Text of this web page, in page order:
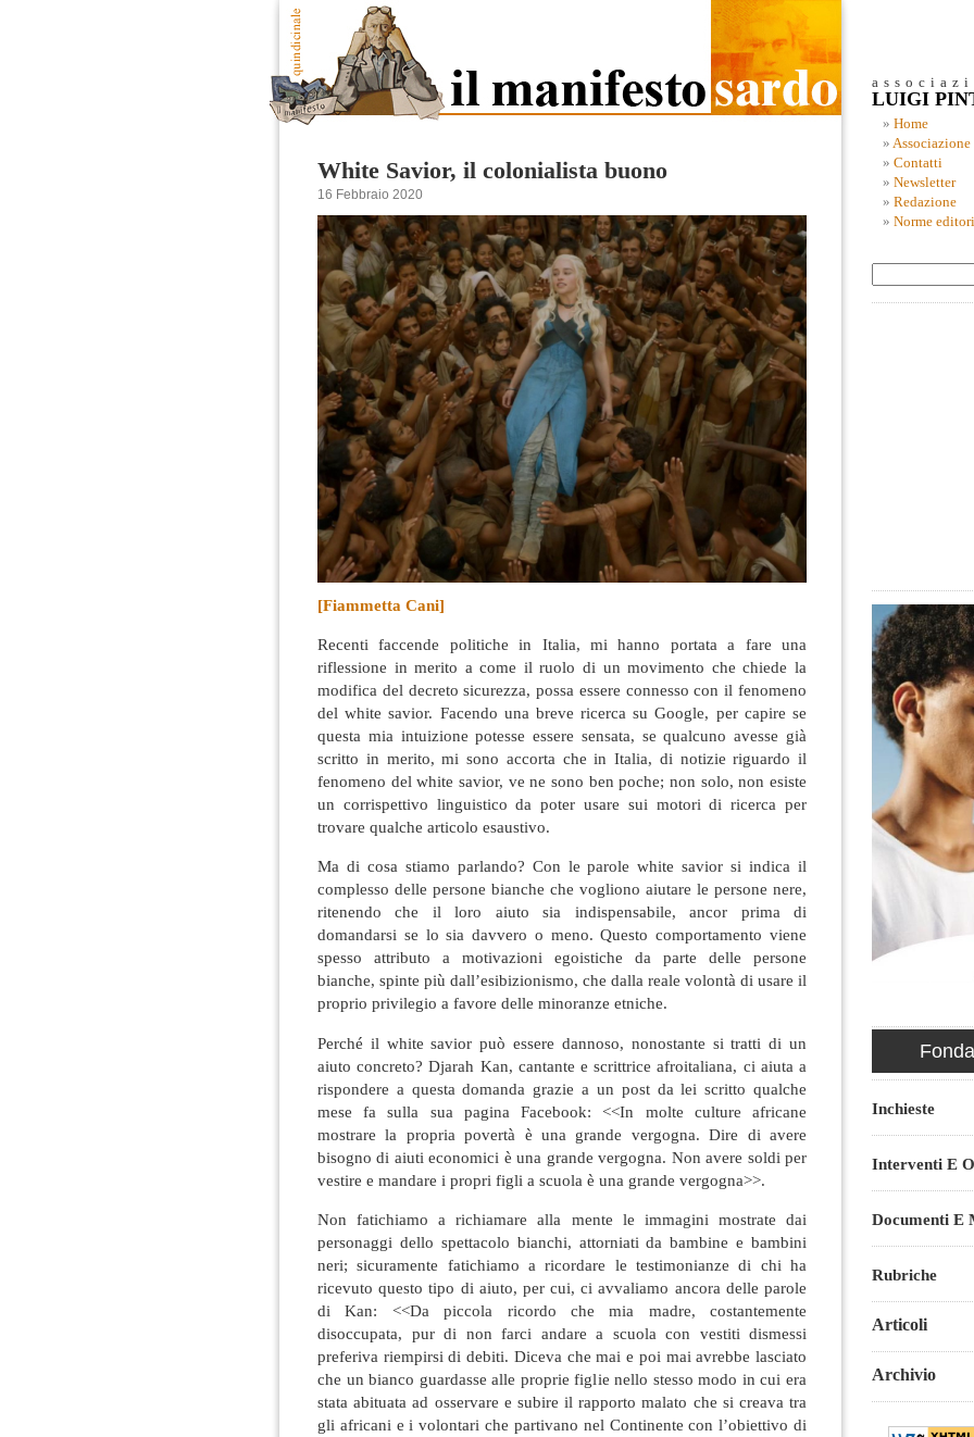
White Savior, il colonialista buono
16 Febbraio 2020
[Fiammetta Cani]
Recenti faccende politiche in Italia, mi hanno portata a fare una
riflessione in merito a come il ruolo di un movimento che chiede la
modifica del decreto sicurezza, possa essere connesso con il fenomeno
del white savior. Facendo una breve ricerca su Google, per capire se
questa mia intuizione potesse essere sensata, se qualcuno avesse già
scritto in merito, mi sono accorta che in Italia, di notizie riguardo il
fenomeno del white savior, ve ne sono ben poche; non solo, non esiste
un corrispettivo linguistico da poter usare sui motori di ricerca per
trovare qualche articolo esaustivo.
Ma di cosa stiamo parlando? Con le parole white savior si indica il
complesso delle persone bianche che vogliono aiutare le persone nere,
ritenendo che il loro aiuto sia indispensabile, ancor prima di
domandarsi se lo sia davvero o meno. Questo comportamento viene
spesso attributo a motivazioni egoistiche da parte delle persone
bianche, spinte più dall’esibizionismo, che dalla reale volontà di usare il
proprio privilegio a favore delle minoranze etniche.
Perché il white savior può essere dannoso, nonostante si tratti di un
aiuto concreto? Djarah Kan, cantante e scrittrice afroitaliana, ci aiuta a
rispondere a questa domanda grazie a un post da lei scritto qualche
mese fa sulla sua pagina Facebook: <<In molte culture africane
mostrare la propria povertà è una grande vergogna. Dire di avere
bisogno di aiuti economici è una grande vergogna. Non avere soldi per
vestire e mandare i propri figli a scuola è una grande vergogna>>.
Non fatichiamo a richiamare alla mente le immagini mostrate dai
personaggi dello spettacolo bianchi, attorniati da bambine e bambini
neri; sicuramente fatichiamo a ricordare le testimonianze di chi ha
ricevuto questo tipo di aiuto, per cui, ci avvaliamo ancora delle parole
di Kan: <<Da piccola ricordo che mia madre, costantemente
disoccupata, pur di non farci andare a scuola con vestiti dismessi
preferiva riempirsi di debiti. Diceva che mai e poi mai avrebbe lasciato
che un bianco guardasse alle proprie figlie nello stesso modo in cui era
stata abituata ad osservare e subire il rapporto malato che si creava tra
gli africani e i volontari che partivano nel Continente con l’obiettivo di
LUIGI
Home
Associazione
Contatti
Newsletter
Redazione
Norme
Inchieste
Interventi E
Documenti E
Rubriche
Articoli
Archivio